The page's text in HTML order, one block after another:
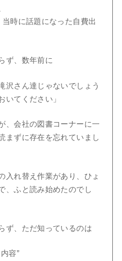
時に話題になった自費出
ず、数年前に
沢さん達じゃないでしょう
いてください」
、会社の図書コーナーに一
まずに存在を忘れていまし
入れ替え作業があり、ひょ
、ふと読み始めたのでし
ず、ただ知っているのは
容”